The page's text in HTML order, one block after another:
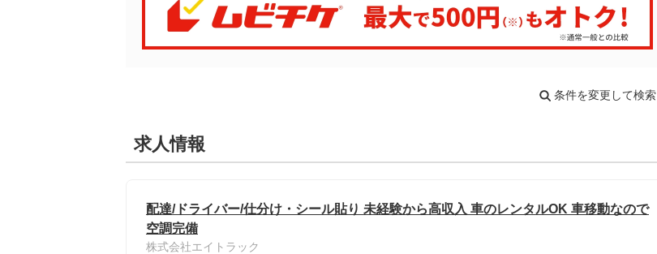
条件を変更して検索
求人情報
配達/ドライバー/仕分け・シール貼り 未経験から高収入 車のレンタルOK 車移動なので
空調完備
株式会社エイトラック